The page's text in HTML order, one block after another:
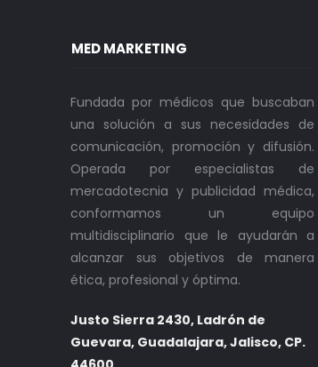
MED MARKETING
Fundada por médicos que buscaban
una solución a sus necesidades de
comunicación, promoción y difusión.
Operada por especialistas de
mercadotecnia y publicidad médica,
conformamos un equipo
multidisciplinario que le ayudarán a
alcanzar sus objetivos de manera
ética, profesional y óptima.
Justo Sierra 2430, Ladrón de
Guevara, Guadalajara, Jalisco, CP.